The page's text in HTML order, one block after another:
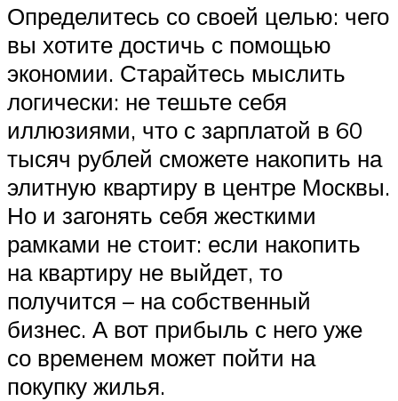
Определитесь со своей целью: чего
вы хотите достичь с помощью
экономии. Старайтесь мыслить
логически: не тешьте себя
иллюзиями, что с зарплатой в 60
тысяч рублей сможете накопить на
элитную квартиру в центре Москвы.
Но и загонять себя жесткими
рамками не стоит: если накопить
на квартиру не выйдет, то
получится – на собственный
бизнес. А вот прибыль с него уже
со временем может пойти на
покупку жилья.